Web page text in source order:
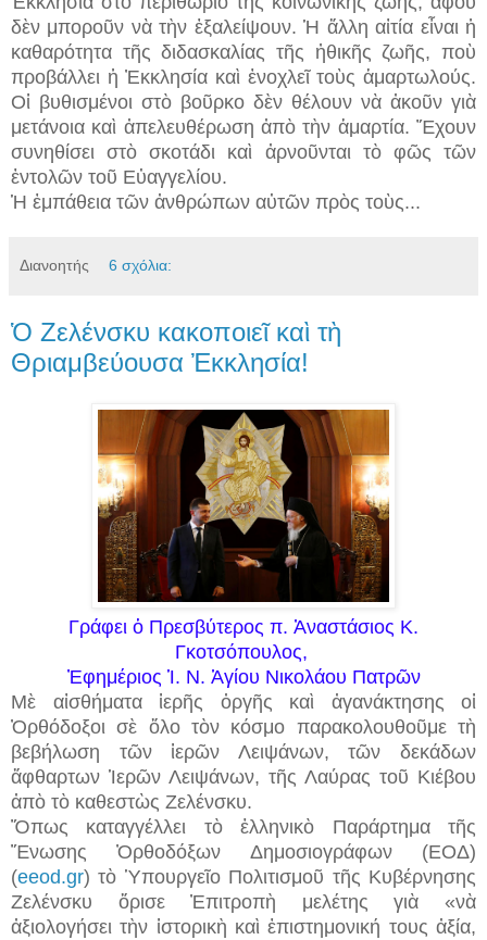
δὲν μποροῦν νὰ τὴν ἐξαλείψουν. Ἡ ἄλλη αἰτία εἶναι ἡ
καθαρότητα τῆς διδασκαλίας τῆς ἠθικῆς ζωῆς, ποὺ
προβάλλει ἡ Ἐκκλησία καὶ ἐνοχλεῖ τοὺς ἁμαρτωλούς.
Οἱ βυθισμένοι στὸ βοῦρκο δὲν θέλουν νὰ ἀκοῦν γιὰ
μετάνοια καὶ ἀπελευθέρωση ἀπὸ τὴν ἁμαρτία. Ἔχουν
συν­ηθίσει στὸ σκοτάδι καὶ ἀρνοῦνται τὸ φῶς τῶν
ἐντολῶν τοῦ Εὐαγγελίου.
Ἡ ἐμπάθεια τῶν ἀνθρώπων αὐτῶν πρὸς τοὺς...
Διανοητής 6 σχόλια:
Ὁ Ζελένσκυ κακοποιεῖ καὶ τὴ
Θριαμβεύουσα Ἐκκλησία!
Γράφει ὁ Πρεσβύτερος π. Ἀναστάσιος Κ.
Γκοτσόπουλος,
Ἐφημέριος Ἱ. Ν. Ἁγίου Νικολάου Πατρῶν
Μὲ αἰσθήματα ἱερῆς ὀργῆς καὶ ἀγανάκτησης οἱ
Ὀρθόδοξοι σὲ ὅλο τὸν κόσμο παρακολουθοῦμε τὴ
βεβήλωση τῶν ἱερῶν Λειψάνων, τῶν δεκάδων
ἄφθαρτων Ἱερῶν Λειψάνων, τῆς Λαύρας τοῦ Κιέβου
ἀπὸ τὸ καθεστὼς Ζελένσκυ.
Ὅπως καταγγέλλει τὸ ἑλληνικὸ Παράρτημα τῆς
Ἕνωσης Ὀρθοδόξων Δημοσιογράφων (ΕΟΔ)
(eeod.gr) τὸ Ὑπουργεῖο Πολιτισμοῦ τῆς Κυβέρνησης
Ζελένσκυ ὅρισε Ἐπιτροπὴ μελέτης γιὰ «νὰ
ἀξιολογήσει τὴν ἱστορικὴ καὶ ἐπιστημονική τους ἀξία,